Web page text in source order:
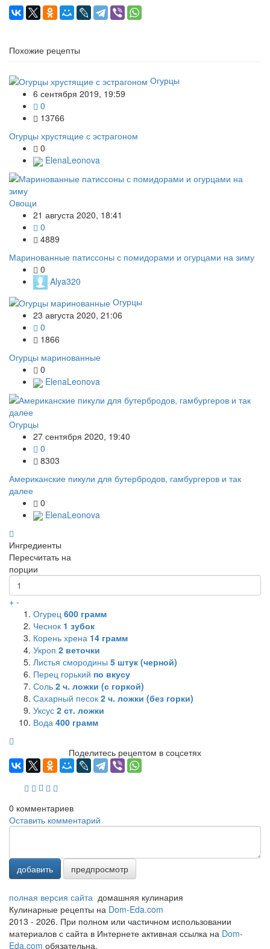
Похожие рецепты
Огурцы
6 сентября 2019, 19:59
0
13766
Огурцы хрустящие с эстрагоном
0
ElenaLeonova
Овощи
21 августа 2020, 18:41
0
4889
Маринованные патиссоны с помидорами и огурцами на зиму
0
Alya320
Огурцы
23 августа 2020, 21:06
0
1866
Огурцы маринованные
0
ElenaLeonova
Огурцы
27 сентября 2020, 19:40
0
8303
Американские пикули для бутербродов, гамбургеров и так
далее
0
ElenaLeonova
Ингредиенты
Пересчитать на
порции
+ -
Огурец 600 грамм
Чеснок 1 зубок
Корень хрена 14 грамм
Укроп 2 веточки
Листья смородины 5 штук (черной)
Перец горький по вкусу
Соль 2 ч. ложки (с горкой)
Сахарный песок 2 ч. ложки (без горки)
Уксус 2 ст. ложки
Вода 400 грамм
Поделитесь рецептом в соцсетях
0 комментариев
Оставить комментарий
добавить предпросмотр
полная версия сайта домашняя кулинария
Кулинарные рецепты на Dom-Eda.com
2013 - 2026. При полном или частичном использовании
материалов с сайта в Интернете активная ссылка на Dom-
Eda.com обязательна.